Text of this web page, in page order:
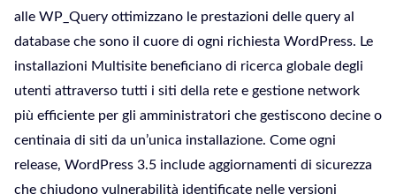
alle WP_Query ottimizzano le prestazioni delle query al
database che sono il cuore di ogni richiesta WordPress. Le
installazioni Multisite beneficiano di ricerca globale degli
utenti attraverso tutti i siti della rete e gestione network
più efficiente per gli amministratori che gestiscono decine o
centinaia di siti da un’unica installazione. Come ogni
release, WordPress 3.5 include aggiornamenti di sicurezza
che chiudono vulnerabilità identificate nelle versioni